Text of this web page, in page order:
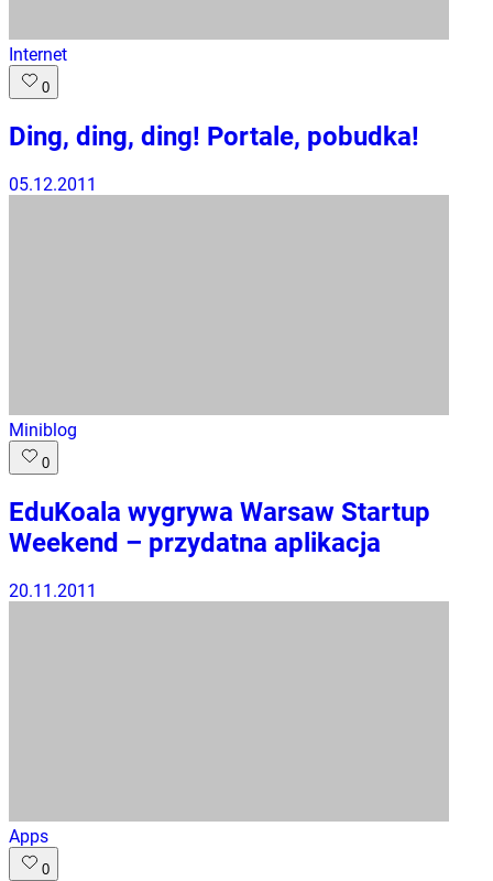
Internet
0
Ding, ding, ding! Portale, pobudka!
05.12.2011
Miniblog
0
EduKoala wygrywa Warsaw Startup
Weekend – przydatna aplikacja
20.11.2011
Apps
0